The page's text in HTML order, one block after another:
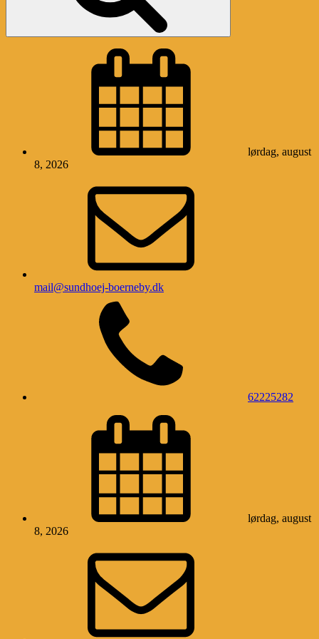
lørdag, august
8, 2026
mail@sundhoej-boerneby.dk
62225282
lørdag, august
8, 2026